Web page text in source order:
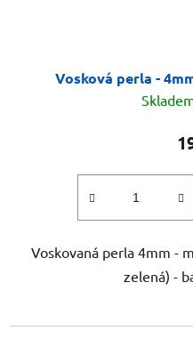
Vosková perla -
Voskovaná perla 4mm -
zelená) -